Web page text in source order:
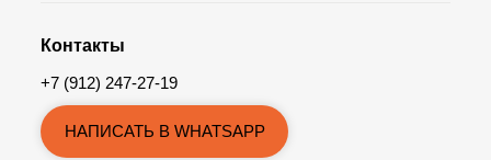
Контакты
+7 (912) 247-27-19
НАПИСАТЬ В WHATSAPP